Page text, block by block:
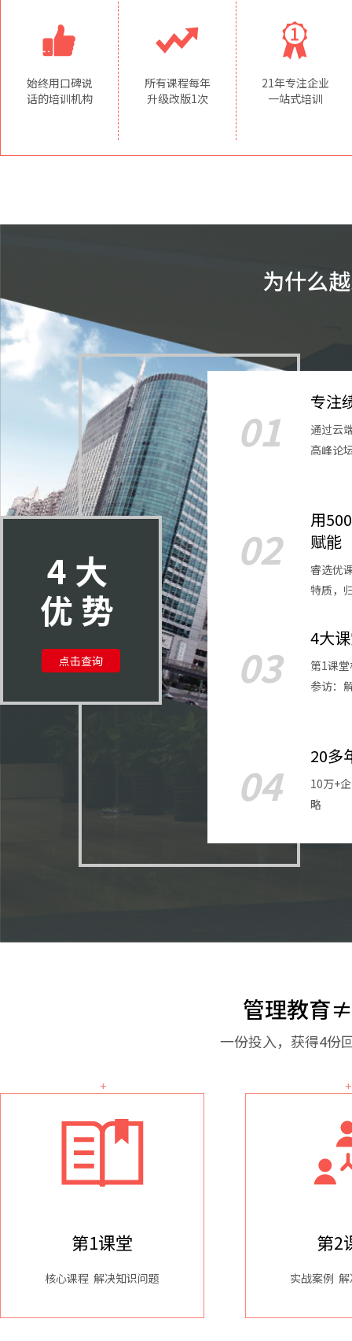
始终用口碑说
话的培训机构
所有课程每年
升级改版1次
21年专注企业
一站式培训
为什么
4大
优势
点击查询
01
专注
通过云
高峰论
02
用
赋能
睿选优
特质，
03
4大
第1课
参访：
04
20多
10万+
略
管理教育
一份投入，获得4份
第1课堂
核心课程 解决知识问题
第2
实战案例